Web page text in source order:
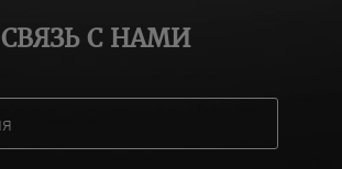
СВЯЗЬ С НАМИ